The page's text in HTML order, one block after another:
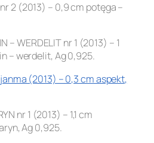
nr 2 (2013) – 0,9 cm potęga –
– WERDELIT nr 1 (2013) – 1
– werdelit, Ag 0,925.
(2013) – 0,3 cm aspekt,
nr 1 (2013) – 1,1 cm
Ag 0,925.